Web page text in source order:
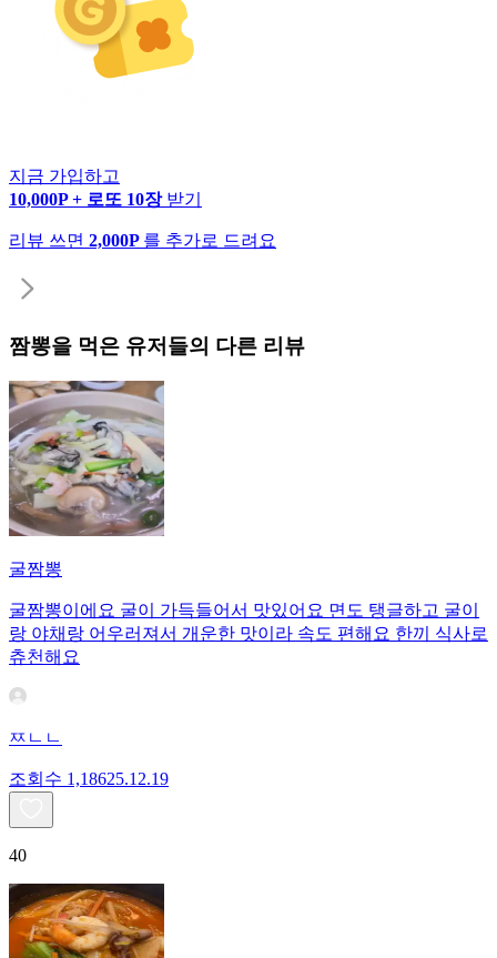
지금 가입하고
10,000P + 로또 10장 받기
리뷰 쓰면 2,000P 를 추가로 드려요
짬뽕을 먹은 유저들의 다른 리뷰
굴짬뽕
굴짬뽕이에요 굴이 가득들어서 맛있어요 면도 탱글하고 굴이
랑 야채랑 어우러져서 개운한 맛이라 속도 편해요 한끼 식사로
츄천해요
ㅉㄴㄴ
조회수 1,18625.12.19
40